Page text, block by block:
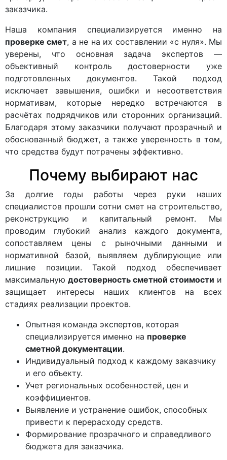
заказчика.
Наша компания специализируется именно на
проверке смет, а не на их составлении «с нуля». Мы
уверены, что основная задача экспертов —
объективный контроль достоверности уже
подготовленных документов. Такой подход
исключает завышения, ошибки и несоответствия
нормативам, которые нередко встречаются в
расчётах подрядчиков или сторонних организаций.
Благодаря этому заказчики получают прозрачный и
обоснованный бюджет, а также уверенность в том,
что средства будут потрачены эффективно.
Почему выбирают нас
За долгие годы работы через руки наших
специалистов прошли сотни смет на строительство,
реконструкцию и капитальный ремонт. Мы
проводим глубокий анализ каждого документа,
сопоставляем цены с рыночными данными и
нормативной базой, выявляем дублирующие или
лишние позиции. Такой подход обеспечивает
максимальную достоверность сметной стоимости и
защищает интересы наших клиентов на всех
стадиях реализации проектов.
Опытная команда экспертов, которая
специализируется именно на проверке
сметной документации.
Индивидуальный подход к каждому заказчику
и его объекту.
Учет региональных особенностей, цен и
коэффициентов.
Выявление и устранение ошибок, способных
привести к перерасходу средств.
Формирование прозрачного и справедливого
бюджета для заказчика.